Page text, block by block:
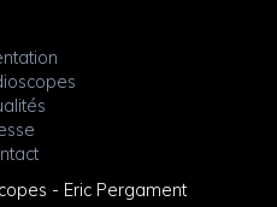
- Eric Pergament